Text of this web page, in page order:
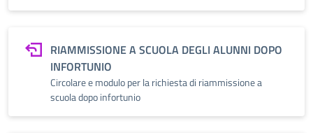
RIAMMISSIONE A SCUOLA DEGLI ALUNNI DOPO
INFORTUNIO
Circolare e modulo per la richiesta di riammissione a
scuola dopo infortunio